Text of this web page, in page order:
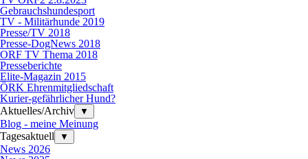
Gebrauchshundesport
TV - Militärhunde 2019
Presse/TV 2018
Presse-DogNews 2018
ORF TV Thema 2018
Presseberichte
Elite-Magazin 2015
ÖRK Ehrenmitgliedschaft
Kurier-gefährlicher Hund?
Aktuelles/Archiv
▼
Blog - meine Meinung
Tagesaktuell
▼
News 2026